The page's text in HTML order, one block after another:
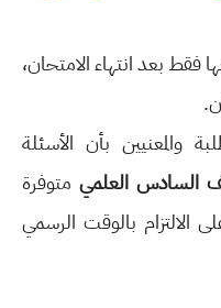
فقط بعد انتهاء الامتحان،
والمعنيين بأن الأسئلة
السادس العلمي متوفرة
الالتزام بالوقت الرسمي